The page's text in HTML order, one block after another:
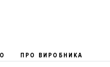
ПРО ВИРОБНИКА